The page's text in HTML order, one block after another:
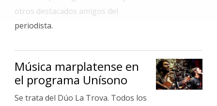
Clasificados
Fúnebres
otros destacados amigos del
periodista.
Música marplatense en
el programa Unísono
Se trata del Dúo La Trova. Todos los